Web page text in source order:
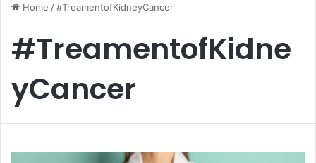
Home /#TreamentofKidneyCancer
#TreamentofKidne
yCancer